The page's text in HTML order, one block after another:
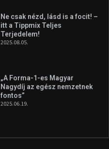
Ne csak nézd, lásd is a focit! –
itt a Tippmix Teljes
Terjedelem!
2025.08.05.
„A Forma-1-es Magyar
Nagydíj az egész nemzetnek
fontos”
2025.06.19.